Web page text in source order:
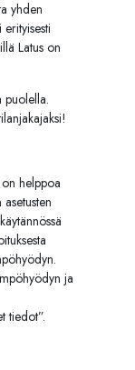
yhden
Latus on
puolella.
helppoa
ja
tiedot”.